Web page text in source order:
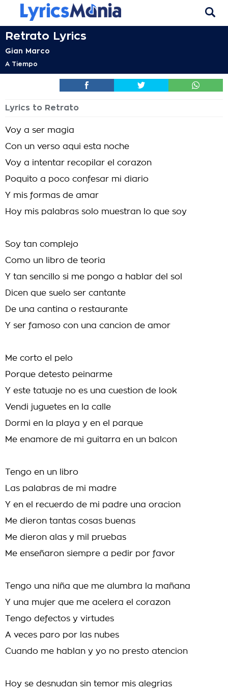
Retrato Lyrics
Gian Marco
A Tiempo
Lyrics to Retrato
Voy a ser magia
Con un verso aqui esta noche
Voy a intentar recopilar el corazon
Poquito a poco confesar mi diario
Y mis formas de amar
Hoy mis palabras solo muestran lo que soy
Soy tan complejo
Como un libro de teoria
Y tan sencillo si me pongo a hablar del sol
Dicen que suelo ser cantante
De una cantina o restaurante
Y ser famoso con una cancion de amor
Me corto el pelo
Porque detesto peinarme
Y este tatuaje no es una cuestion de look
Vendi juguetes en la calle
Dormi en la playa y en el parque
Me enamore de mi guitarra en un balcon
Tengo en un libro
Las palabras de mi madre
Y en el recuerdo de mi padre una oracion
Me dieron tantas cosas buenas
Me dieron alas y mil pruebas
Me enseñaron siempre a pedir por favor
Tengo una niña que me alumbra la mañana
Y una mujer que me acelera el corazon
Tengo defectos y virtudes
A veces paro por las nubes
Cuando me hablan y yo no presto atencion
Hoy se desnudan sin temor mis alegrias